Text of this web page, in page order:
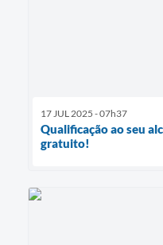
17 JUL 2025 - 07h37
Qualificação ao seu
gratuito!